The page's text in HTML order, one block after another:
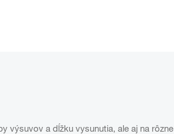
výsuvov a dĺžku vysunutia, ale aj na rôzne